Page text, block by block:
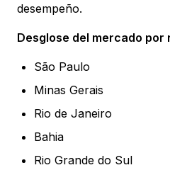
desempeño.
Desglose del mercado por
São Paulo
Minas Gerais
Rio de Janeiro
Bahia
Rio Grande do Sul